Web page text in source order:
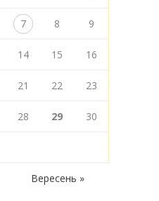
7 8 9
14 15 16
21 22 23
28 29 30
Вересень »